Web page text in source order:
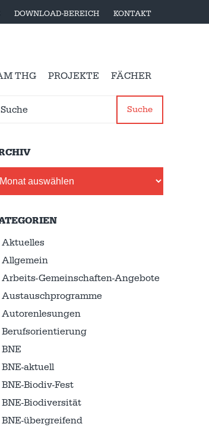
DOWNLOAD-BEREICH KONTAKT
THG PROJEKTE FÄCHER
Suche
Aktuelles
Allgemein
Arbeits-Gemeinschaften-Angebote
Austausch­programme
Autorenlesungen
Berufsorientierung
BNE
BNE-aktuell
BNE-Biodiv-Fest
BNE-Biodiversität
BNE-übergreifend